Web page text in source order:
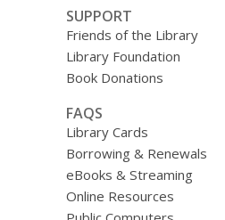
SUPPORT
Friends of the Library
Library Foundation
Book Donations
FAQS
Library Cards
Borrowing & Renewals
eBooks & Streaming
Online Resources